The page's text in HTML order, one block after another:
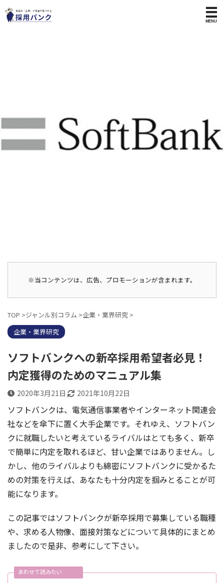
※当コンテンツは、広告、プロモーションが含まれます。
TOP >ジャンル別コラム >企業・業界研究 >
企業・業界研究
ソフトバンクへの新卒採用希望者必見！
内定獲得のためのマニュアル集
2020年3月21日 2021年10月22日
ソフトバンクは、電気通信事業者やインターネット関連会
社などを傘下に置く大手企業です。それゆえ、ソフトバン
クに就職したいと考えているライバルはとても多く、新卒
で簡単に内定を取れるほど、甘い企業ではありません。し
かし、他のライバルよりも綿密にソフトバンクに受かるた
めの対策を行えば、あなたも十分内定を掴みとることが可
能になります。
この記事ではソフトバンクが新卒採用で募集している職種
や、求める人物像、面接対策などについて具体的にまとめ
ましたので是非、参考にして下さい。